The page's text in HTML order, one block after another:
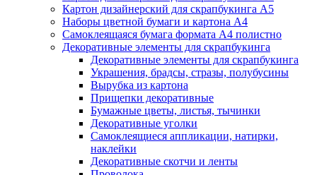
Картон дизайнерский для скрапбукинга А5
Наборы цветной бумаги и картона А4
Самоклеящаяся бумага формата А4 полистно
Декоративные элементы для скрапбукинга
Декоративные элементы для скрапбукинга
Украшения, брадсы, стразы, полубусины
Вырубка из картона
Прищепки декоративные
Бумажные цветы, листья, тычинки
Декоративные уголки
Самоклеящиеся аппликации, натирки,
наклейки
Декоративные скотчи и ленты